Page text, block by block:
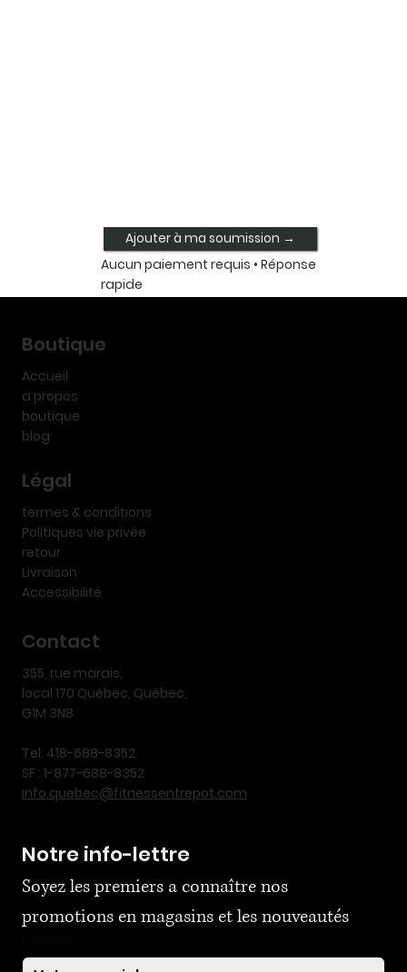
Ajouter à ma soumission →
Aucun paiement requis • Réponse
rapide
Boutique
Accueil
a propos
boutique
blog
Légal
termes & conditions
Politiques vie privée
retour
Livraison
Accessibilité
Contact
355, rue marais,
local 170 Québec, Québec,
G1M 3N8
Tel: 418-688-8352
SF : 1-877-688-8352
info.quebec@fitnessentrepot.com
Notre info-lettre
Soyez les premiers a connaître nos
promotions en magasins et les nouveautés